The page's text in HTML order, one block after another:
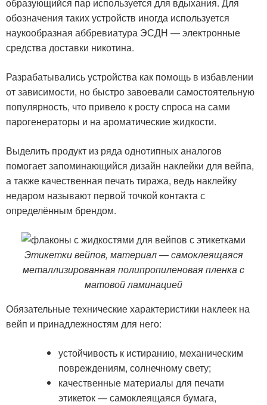
обозначения таких устройств иногда используется
наукообразная аббревиатура ЭСДН — электронные
средства доставки никотина.
Разрабатывались устройства как помощь в избавлении
от зависимости, но быстро завоевали самостоятельную
популярность, что привело к росту спроса на сами
парогенераторы и на ароматические жидкости.
Выделить продукт из ряда однотипных аналогов
помогает запоминающийся дизайн наклейки для вейпа,
а также качественная печать тиража, ведь наклейку
недаром называют первой точкой контакта с
определённым брендом.
Этикетки вейпов, материал — самоклеящаяся
металлизированная полипропиленовая пленка с
матовой ламинацией
Обязательные технические характеристики наклеек на
вейп и принадлежностям для него:
устойчивость к истиранию, механическим
повреждениям, солнечному свету;
качественные материалы для печати
этикеток — самоклеящаяся бумага,